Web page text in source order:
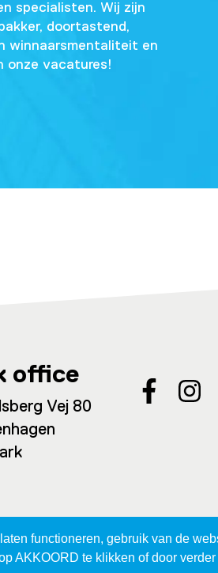
functioneren, gebruik van de
AKKOORD te klikken of door verder
specialisten. Wij zijn
doortastend,
winnaarsmentaliteit en
onze vacatures!
office
Vej 80